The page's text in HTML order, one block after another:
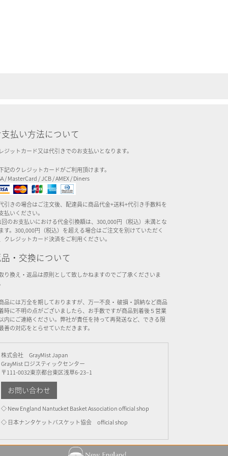
払い方法について
ジットカード又は代引きでのお支払いとなります。
記のクレジットカードがご利用頂けます。
/ MasterCard / JCB / AMEX / Diners
引きの場合はご注文後、配達員に商品代金+送料+代引き手数料を
払いください。
のお支払いにおける代金引換額は、300,000円（税込）未満とな
す。300,000円（税込）を超える場合はご注文を別けていただく
クレジットカード決済をご利用ください。
・交換について
り換え・返品は原則として致しかねますのでご了承くださいま
品には万全を期しておりますが、万一不良・ 破損・誤納など商品
時に不明の点がございましたら、お手数ですが商品到着後５営業
内にご連絡ください。弊社が責任を持って再発送など、できる限
善の対応をとらせていただきます。
株式会社 GrayMist Japan
GrayMist ロジスティックセンター
〒111-0032東京都台東区浅草6-23–1
お問い合わせ
◇ New England Nantucket Basket Association official shop
◇ 日本ナンタケットバスケット協会 official shop